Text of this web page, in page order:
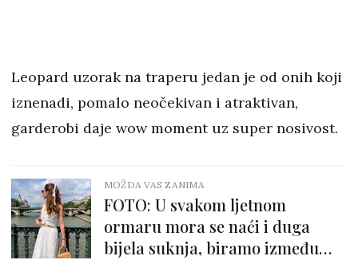
Leopard uzorak na traperu jedan je od onih koji
iznenadi, pomalo neočekivan i atraktivan,
garderobi daje wow moment uz super nosivost.
MOŽDA VAS ZANIMA
FOTO: U svakom ljetnom
ormaru mora se naći i duga
bijela suknja, biramo između